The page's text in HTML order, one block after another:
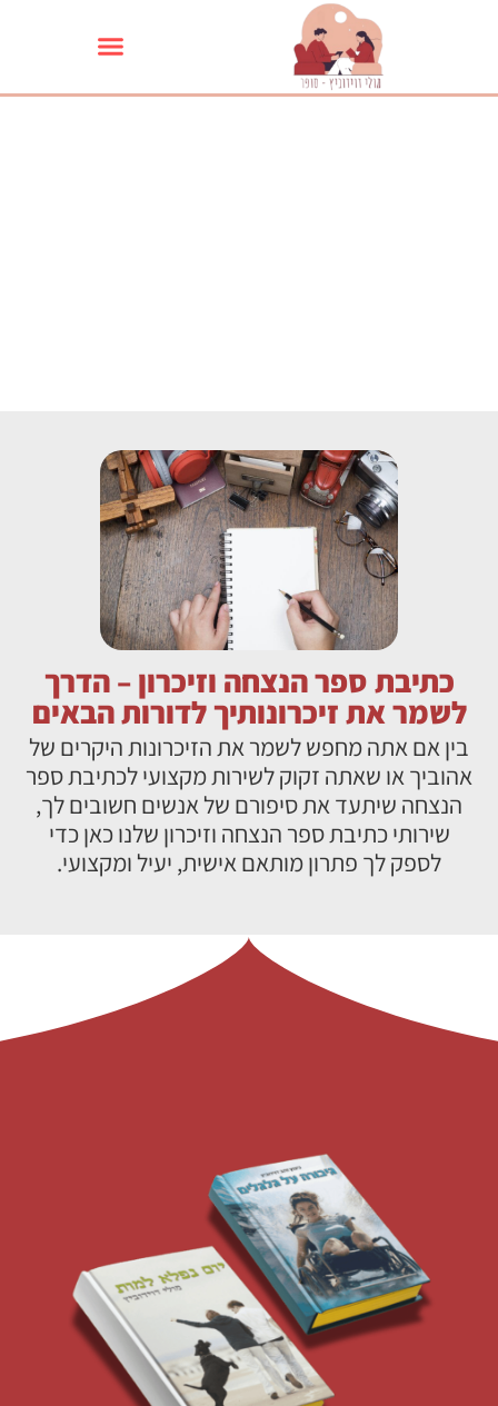
כתיבת ספר הנצחה וזיכרון – הדרך
לשמר את זיכרונותיך לדורות הבאים
בין אם אתה מחפש לשמר את הזיכרונות היקרים של
אהוביך או שאתה זקוק לשירות מקצועי לכתיבת ספר
הנצחה שיתעד את סיפורם של אנשים חשובים לך,
שירותי כתיבת ספר הנצחה וזיכרון שלנו כאן כדי
לספק לך פתרון מותאם אישית, יעיל ומקצועי.